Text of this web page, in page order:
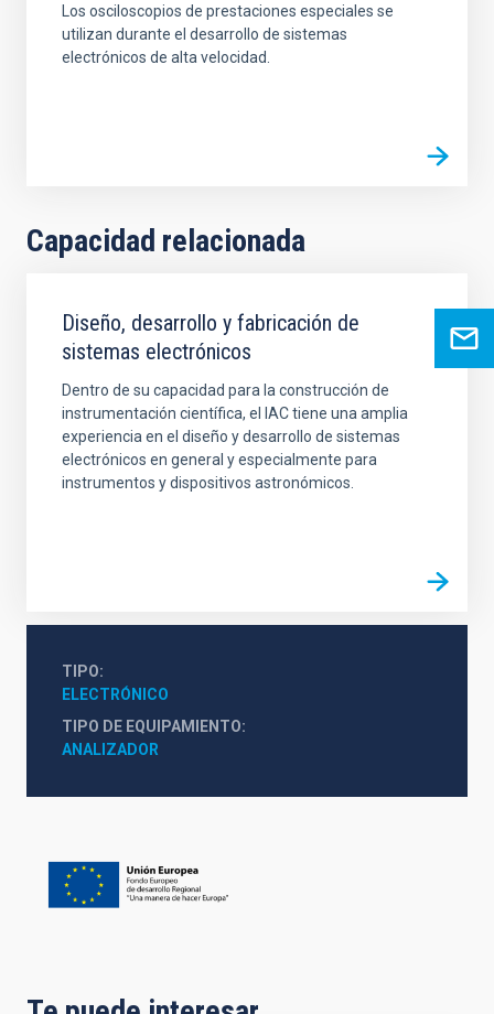
Los osciloscopios de prestaciones especiales se
utilizan durante el desarrollo de sistemas
electrónicos de alta velocidad.
Capacidad relacionada
Diseño, desarrollo y fabricación de
sistemas electrónicos
Dentro de su capacidad para la construcción de
instrumentación científica, el IAC tiene una amplia
experiencia en el diseño y desarrollo de sistemas
electrónicos en general y especialmente para
instrumentos y dispositivos astronómicos.
TIPO
ELECTRÓNICO
TIPO DE EQUIPAMIENTO
ANALIZADOR